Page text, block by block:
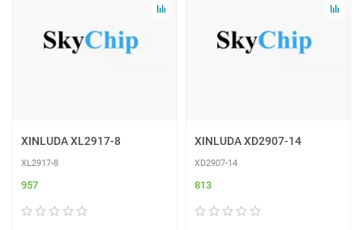
XINLUDA XL2917-8
XL2917-8
957
XINLUDA XD2907-14
XD2907-14
813